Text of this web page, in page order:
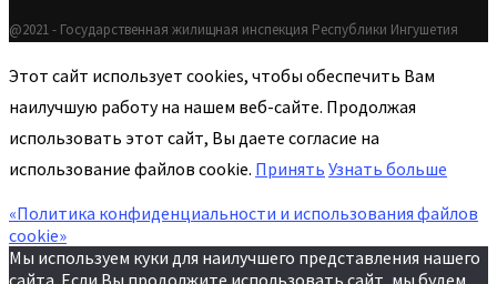
@2021 - Государственная жилищная инспекция Республики Ингушетия
Этот сайт использует cookies, чтобы обеспечить Вам
наилучшую работу на нашем веб-сайте. Продолжая
использовать этот сайт, Вы даете согласие на
использование файлов cookie. Принять Узнать больше
«Политика конфиденциальности и использования файлов
cookie»
Мы используем куки для наилучшего представления нашего
сайта. Если Вы продолжите использовать сайт, мы будем